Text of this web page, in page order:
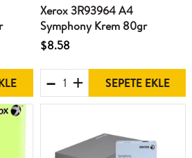
Xerox 3R93964 A4
Symphony Krem 80gr
$8.58
SEPETE EKLE